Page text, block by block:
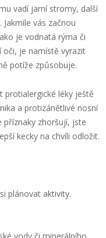
vadí jarní stromy, další
vás začnou
je vodnatá rýma či
oči, je namístě vyrazit
potíže způsobuje.
protialergické léky ještě
a protizánětlivé nosní
příznaky zhoršují, jste
kecky na chvíli odložit.
plánovat aktivity.